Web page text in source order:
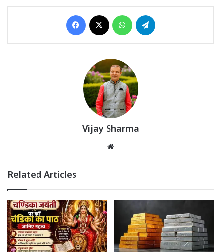
Facebook WhatsApp
Vijay Sharma
Related Articles